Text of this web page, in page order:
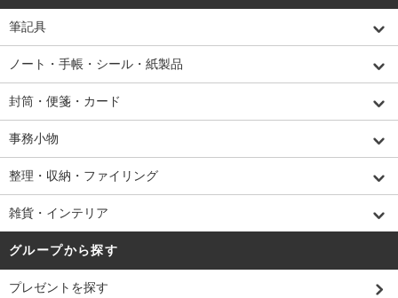
筆記具
ノート・手帳・シール・紙製品
封筒・便箋・カード
事務小物
整理・収納・ファイリング
雑貨・インテリア
グループから探す
プレゼントを探す